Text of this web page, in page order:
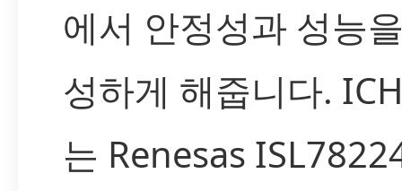
에서 안정성과 성능
성하게 해줍니다.
는 Renesas